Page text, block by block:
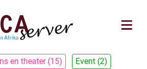
en theater (15)
Event (2)